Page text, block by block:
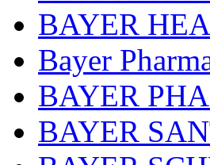
BAYER
Bayer
BAYER
BAYER